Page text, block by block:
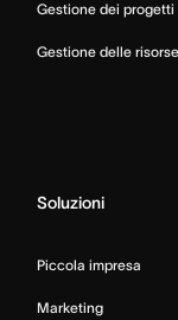
Gestione dei progetti
Gestione delle risorse
Soluzioni
Piccola impresa
Marketing